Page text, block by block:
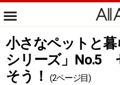
小さなペットと
シリーズ」No.5
そう！
(2ページ目)